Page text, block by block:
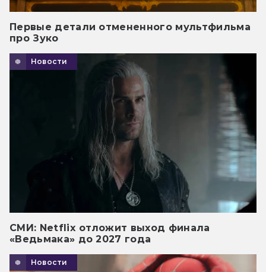
Первые детали отмененного мультфильма
про Зуко
Новости
СМИ: Netflix отложит выход финала
«Ведьмака» до 2027 года
Новости